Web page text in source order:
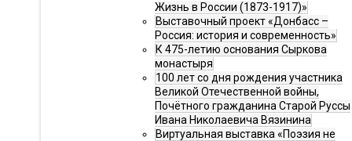
Жизнь в России (1873-1917)»
Выставочный проект «Донбасс –
Россия: история и современность»
К 475-летию основания Сыркова
монастыря
100 лет со дня рождения участника
Великой Отечественной войны,
Почётного гражданина Старой Руссы
Ивана Николаевича Вязинина
Виртуальная выставка «Поэзия не